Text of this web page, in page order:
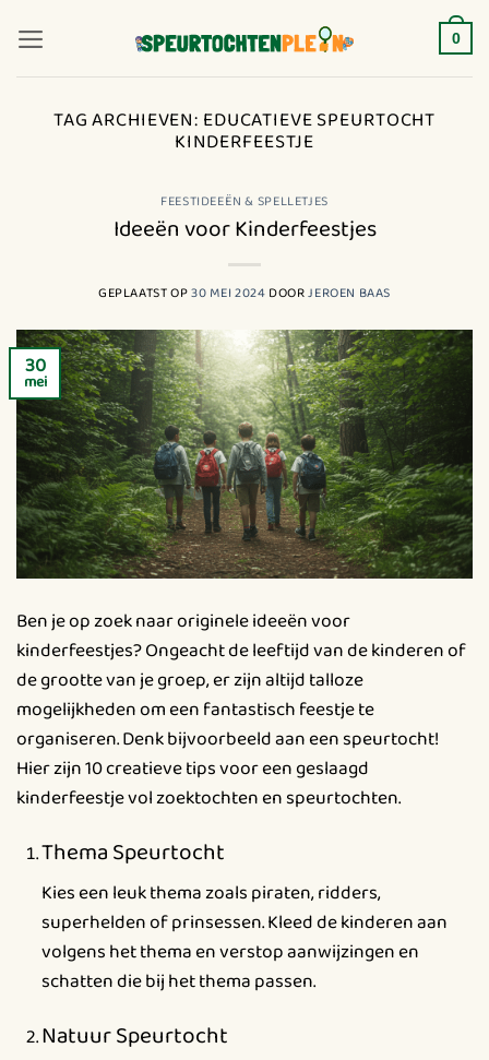
naar
inhoud
0
TAG ARCHIEVEN: EDUCATIEVE SPEURTOCHT
KINDERFEESTJE
FEESTIDEEËN & SPELLETJES
Ideeën voor Kinderfeestjes
GEPLAATST OP30 MEI 2024 DOORJEROEN BAAS
30
mei
Ben je op zoek naar originele ideeën voor
kinderfeestjes? Ongeacht de leeftijd van de kinderen of
de grootte van je groep, er zijn altijd talloze
mogelijkheden om een fantastisch feestje te
organiseren. Denk bijvoorbeeld aan een speurtocht!
Hier zijn 10 creatieve tips voor een geslaagd
kinderfeestje vol zoektochten en speurtochten.
Thema Speurtocht
Kies een leuk thema zoals piraten, ridders,
superhelden of prinsessen. Kleed de kinderen aan
volgens het thema en verstop aanwijzingen en
schatten die bij het thema passen.
Natuur Speurtocht